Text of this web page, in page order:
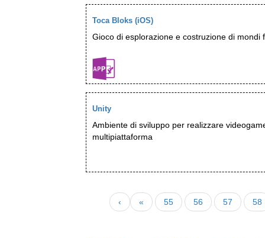
Toca Bloks (iOS)
Gioco di esplorazione e costruzione di mondi
Unity
Ambiente di sviluppo per realizzare
multipiattaforma
«
‹ 55 56 57 58